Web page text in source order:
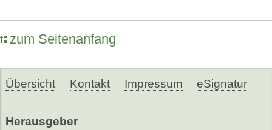
zum Seitenanfang
Übersicht Kontakt Impressum eSignatur
Herausgeber